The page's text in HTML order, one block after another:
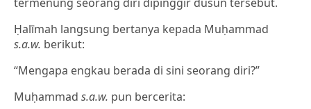
Ḥalīmah langsung bertanya kepada Muḥammad
s.a.w. berikut:
“Mengapa engkau berada di sini seorang diri?”
Muḥammad s.a.w. pun bercerita: